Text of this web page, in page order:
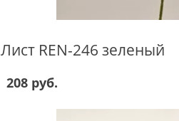
Лист REN-246 зеленый
208 руб.